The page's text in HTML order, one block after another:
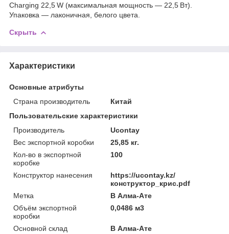
Charging 22,5 W (максимальная мощность — 22,5 Вт).
Упаковка — лаконичная, белого цвета.
Скрыть
Характеристики
Основные атрибуты
Страна производитель
Китай
Пользовательские характеристики
Производитель
Ucontay
Вес экспортной коробки
25,85 кг.
Кол-во в экспортной
коробке
100
Конструктор нанесения
https://ucontay.kz/
конструктор_крис.pdf
Метка
В Алма-Ате
Объём экспортной
коробки
0,0486 м3
Основной склад
В Алма-Ате